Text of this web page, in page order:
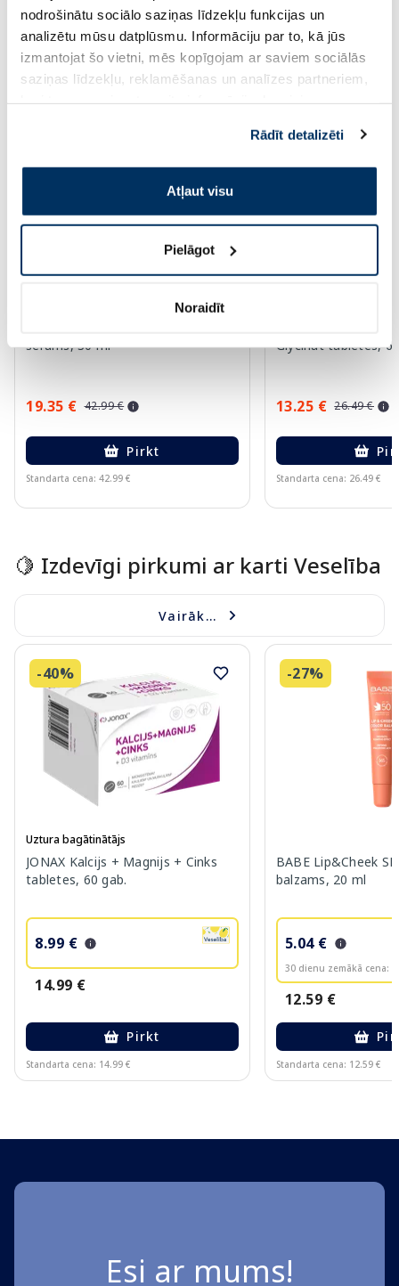
nodrošinātu sociālo saziņas līdzekļu funkcijas un
analizētu mūsu datplūsmu. Informāciju par to, kā jūs
izmantojat šo vietni, mēs kopīgojam ar saviem sociālās
saziņas līdzekļu, reklamēšanas un analīzes partneriem,
pakalpojumus. Ja piekrītat šo papildu sīkdatņu
izmantošanai, lūdzu, atzīmējiet savu izvēli:
Rādīt detalizēti
Atļaut visu
Pielāgot
Noraidīt
Page 1 of 10
Augsti novērtēti kategorijā
serums, 30 ml
19.35 € 42.99 €
Pirkt
Standarta cena: 42.99 €
-50%
Glycinat tabletes,
13.25 € 26.49 €
Standarta cena: 26.49 €
🍋 Izdevīgi pirkumi ar karti Veselība
Vairāk...
-40%
Uztura bagātinātājs
JONAX Kalcijs + Magnijs + Cinks
tabletes, 60 gab.
8.99 €
14.99 €
Pirkt
Standarta cena: 14.99 €
-27%
BABE Lip&Cheek
balzams, 20 ml
5.04 €
30 dienu zemākā cena:
12.59 €
Standarta cena: 12.59 €
Esi ar mums!